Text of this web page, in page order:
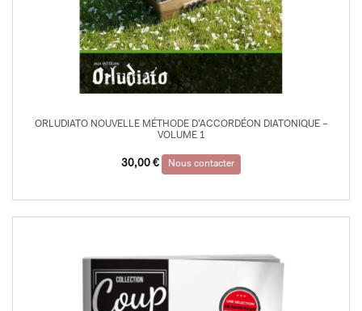
ORLUDIATO NOUVELLE MÉTHODE D’ACCORDÉON DIATONIQUE –
VOLUME 1
30,00 € Nous contacter